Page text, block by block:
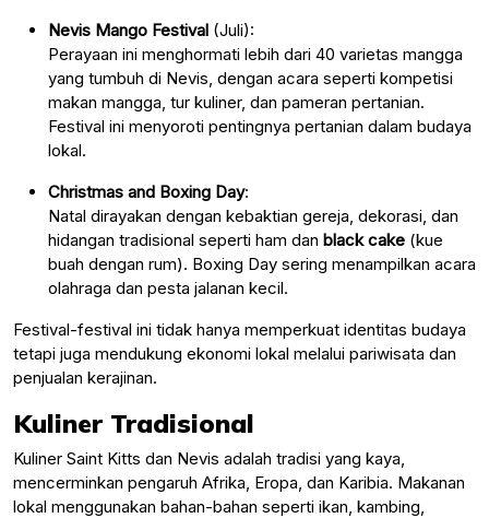
Nevis Mango Festival (Juli):
Perayaan ini menghormati lebih dari 40 varietas mangga
yang tumbuh di Nevis, dengan acara seperti kompetisi
makan mangga, tur kuliner, dan pameran pertanian.
Festival ini menyoroti pentingnya pertanian dalam budaya
lokal.
Christmas and Boxing Day:
Natal dirayakan dengan kebaktian gereja, dekorasi, dan
hidangan tradisional seperti ham dan black cake (kue
buah dengan rum). Boxing Day sering menampilkan acara
olahraga dan pesta jalanan kecil.
Festival-festival ini tidak hanya memperkuat identitas budaya
tetapi juga mendukung ekonomi lokal melalui pariwisata dan
penjualan kerajinan.
Kuliner Tradisional
Kuliner Saint Kitts dan Nevis adalah tradisi yang kaya,
mencerminkan pengaruh Afrika, Eropa, dan Karibia. Makanan
lokal menggunakan bahan-bahan seperti ikan, kambing,